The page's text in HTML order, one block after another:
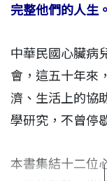
完整他們的人生。
中華民國心臟病
會，這五十年來
濟、生活上的協
學研究，不曾停
本書集結十二位